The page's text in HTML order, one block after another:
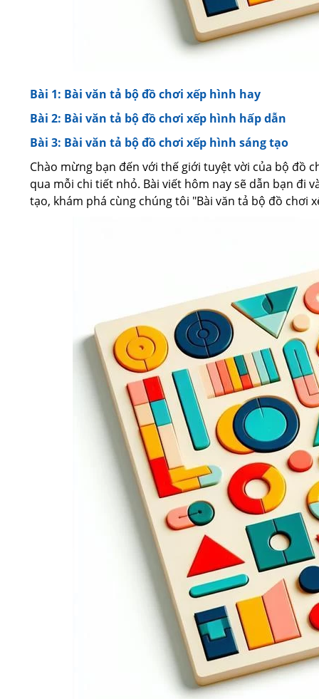
Bài 1: Bài văn tả bộ đồ chơi xếp hình hay
Bài 2: Bài văn tả bộ đồ chơi xếp hình hấp dẫn
Bài 3: Bài văn tả bộ đồ chơi xếp hình sáng tạo
Chào mừng bạn đến với thế giới tuyệt vời của bộ đồ
qua mỗi chi tiết nhỏ. Bài viết hôm nay sẽ dẫn bạn đi
tạo, khám phá cùng chúng tôi "Bài văn tả bộ đồ chơi